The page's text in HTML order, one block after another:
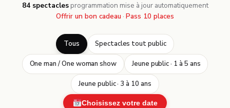
84 spectacles· programmation mise à jour automatiquement
Offrir un bon cadeau · Pass 10 places
Tous Spectacles tout public
One man / One woman show Jeune public · 1 à 5 ans
Jeune public · 3 à 10 ans
Choisissez votre date